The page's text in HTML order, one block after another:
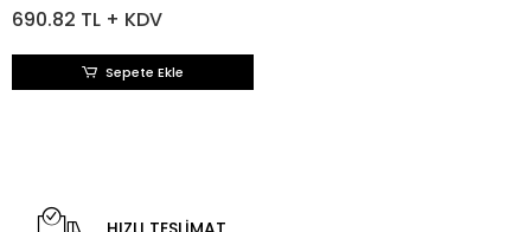
690.82 TL + KDV
Sepete Ekle